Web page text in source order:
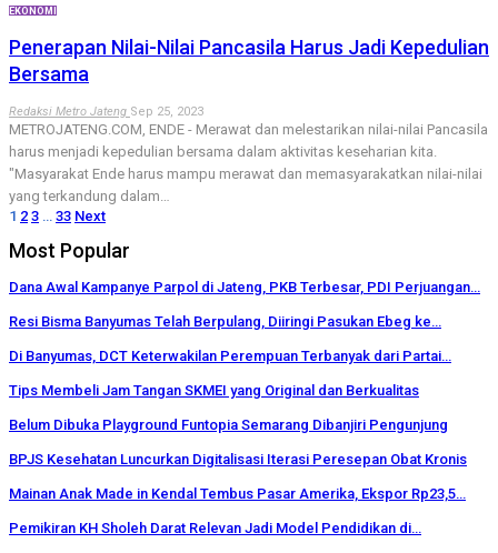
EKONOMI
Penerapan Nilai-Nilai Pancasila Harus Jadi Kepedulian
Bersama
Redaksi Metro Jateng Sep 25, 2023
METROJATENG.COM, ENDE - Merawat dan melestarikan nilai-nilai Pancasila
harus menjadi kepedulian bersama dalam aktivitas keseharian kita.
"Masyarakat Ende harus mampu merawat dan memasyarakatkan nilai-nilai
yang terkandung dalam…
1 2 3 … 33 Next
Most Popular
Dana Awal Kampanye Parpol di Jateng, PKB Terbesar, PDI Perjuangan…
Resi Bisma Banyumas Telah Berpulang, Diiringi Pasukan Ebeg ke…
Di Banyumas, DCT Keterwakilan Perempuan Terbanyak dari Partai…
Tips Membeli Jam Tangan SKMEI yang Original dan Berkualitas
Belum Dibuka Playground Funtopia Semarang Dibanjiri Pengunjung
BPJS Kesehatan Luncurkan Digitalisasi Iterasi Peresepan Obat Kronis
Mainan Anak Made in Kendal Tembus Pasar Amerika, Ekspor Rp23,5…
Pemikiran KH Sholeh Darat Relevan Jadi Model Pendidikan di…